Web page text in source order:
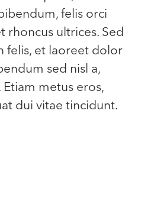
felis orci
rhoncus ultrices. Sed
felis, et laoreet dolor
sed nisl a,
metus eros,
dui vitae tincidunt.